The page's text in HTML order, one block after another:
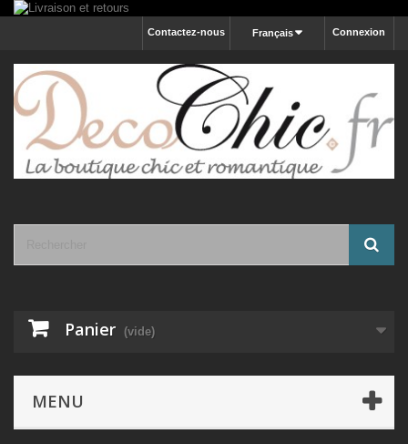
Connexion
Français
Contactez-nous
Panier (vide)
MENU